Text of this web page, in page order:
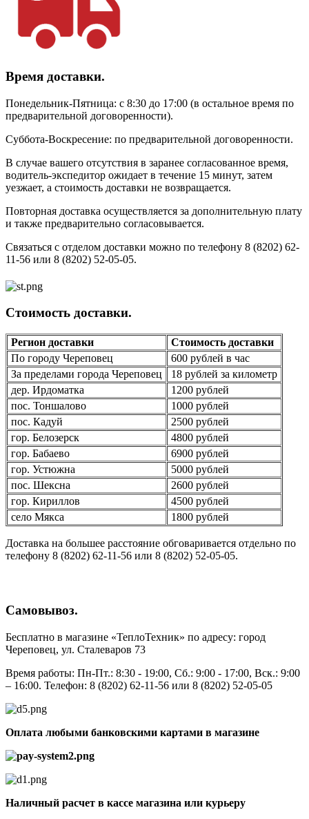
Время доставки.
Понедельник-Пятница: с 8:30 до 17:00 (в остальное время по
предварительной договоренности).
Суббота-Воскресение: по предварительной договоренности.
В случае вашего отсутствия в заранее согласованное время,
водитель-экспедитор ожидает в течение 15 минут, затем
уезжает, а стоимость доставки не возвращается.
Повторная доставка осуществляется за дополнительную плату
и также предварительно согласовывается.
Связаться с отделом доставки можно по телефону 8 (8202) 62-
11-56 или 8 (8202) 52-05-05.
Стоимость доставки.
Регион доставки
Стоимость доставки
По городу Череповец
600 рублей в час
За пределами города Череповец
18 рублей за километр
дер. Ирдоматка
1200 рублей
пос. Тоншалово
1000 рублей
пос. Кадуй
2500 рублей
гор. Белозерск
4800 рублей
гор. Бабаево
6900 рублей
гор. Устюжна
5000 рублей
пос. Шексна
2600 рублей
гор. Кириллов
4500 рублей
село Мякса
1800 рублей
Доставка на большее расстояние обговаривается отдельно по
телефону 8 (8202) 62-11-56 или 8 (8202) 52-05-05.
Самовывоз.
Бесплатно в магазине «ТеплоТехник» по адресу: город
Череповец, ул. Сталеваров 73
Время работы: Пн-Пт.: 8:30 - 19:00, Сб.: 9:00 - 17:00, Вск.: 9:00
– 16:00. Телефон: 8 (8202) 62-11-56 или 8 (8202) 52-05-05
Оплата любыми банковскими картами в магазине
Наличный расчет в кассе магазина или курьеру